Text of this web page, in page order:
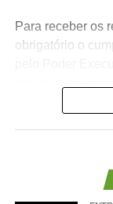
Para receber os
obrigatório o
A lei proíbe o
não seja relativo